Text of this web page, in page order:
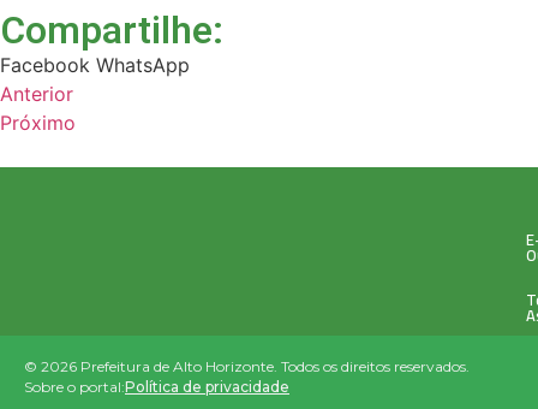
Compartilhe:
Facebook WhatsApp
Anterior
Próximo
© 2026 Prefeitura de Alto Horizonte. Todos os direitos reservados.
Sobre o portal:Política de privacidade